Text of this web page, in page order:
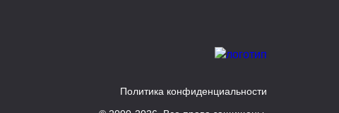
Политика конфиденциальности